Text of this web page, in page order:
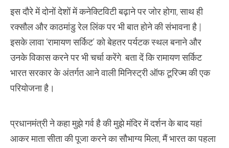
इस दौरे में दोनों देशों में कनेक्टिविटी बढ़ाने पर जोर होगा, साथ ही
रक्सौल और काठमांडु रेल लिंक पर भी बात होने की संभावना है |
इसके लावा ‘रामायण सर्किट’ को बेहतर पर्यटक स्थल बनाने और
उनके विकास करने पर भी चर्चा करेंगे. बता दें कि रामायण सर्किट
भारत सरकार के अंतर्गत आने वाली मिनिस्ट्री ऑफ टूरिज्म की एक
परियोजना है।
प्रधानमंत्री ने कहा मुझे गर्व है की मुझे मंदिर में दर्शन के बाद यहां
आकर माता सीता की पूजा करने का सौभाग्य मिला, मैं भारत का पहला